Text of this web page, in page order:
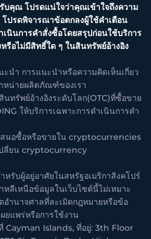
บคุณ โปรดแน่ใจว่าคุณเข้าใจถึงความ
โปรดพิจารณาข้อตกลงผู้ใช้คำเตือน
เนินการคำสั่งซื้อโดยสรุปก่อนใช้บริการ
หรือไม่มีสิทธิ์ใด ๆ ในสินทรัพย์อ้างอิง
ะนำ การแนะนำหรือความคิดเห็นเกี่ยว
หน่ายผลิตภัณฑ์ของเรา
ทรัพย์อ้างอิงระดับโลก(OTC)ที่ซื้อขาย
ให้บริการเฉพาะการดำเนินการคำ
สนอซื้อหรือขายใน cryptocurrencies
ปลี่ยน cryptocurrency
รับผู้อยู่อาศัยในสหรัฐอเมริกาสิงคโปร์
หลีเหนือข้อมูลในเว็บไซต์นี้ไม่เหมาะ
อำนาจศาลที่ละเมิดกฎหมายหรือข้อ
ยแพร่หรือการใช้งาน
Cayman Islands, ที่อยู่: 3th Floor